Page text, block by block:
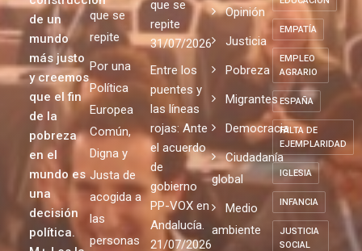
pasión
por la
construcción
de un
mundo
más justo
y creemos
que el fin
de la
pobreza
en el
mundo es
que
fracasa
cada vez
que se
repite
Por una
Política
Europea
Común,
Digna y
Justa de
fracasa
cada vez
repite
31/07/2026
Entre los
puentes y
las líneas
rojas: Ante
el acuerdo
de
gobierno
político
Comunicado
Opinión
Justicia
Pobreza
Migrantes
Democracia
Ciudadanía
global
DESARROLLO
SOSTENIBLE
EDUCACIÓN
EMPATÍA
EMPLEO
AGRARIO
ESPAÑA
FALTA DE
EJEMPLARIDAD
IGLESIA